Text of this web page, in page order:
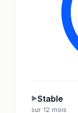
▶Stable
sur 12 mois